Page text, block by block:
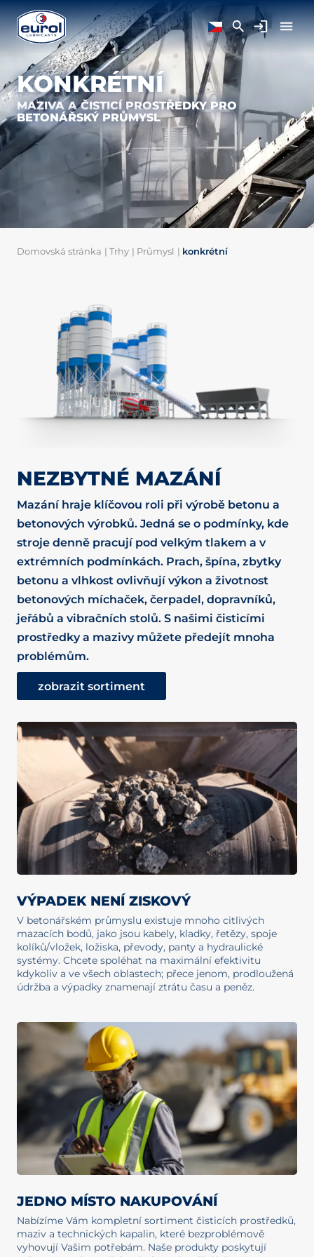
KONKRÉTNÍ
MAZIVA A ČISTICÍ PROSTŘEDKY PRO
BETONÁŘSKÝ PRŮMYSL
Domovská stránka | Trhy | Průmysl | konkrétní
NEZBYTNÉ MAZÁNÍ
Mazání hraje klíčovou roli při výrobě betonu a
betonových výrobků. Jedná se o podmínky, kde
stroje denně pracují pod velkým tlakem a v
extrémních podmínkách. Prach, špína, zbytky
betonu a vlhkost ovlivňují výkon a životnost
betonových míchaček, čerpadel, dopravníků,
jeřábů a vibračních stolů. S našimi čisticími
prostředky a mazivy můžete předejít mnoha
problémům.
zobrazit sortiment
VÝPADEK NENÍ ZISKOVÝ
V betonářském průmyslu existuje mnoho citlivých
mazacích bodů, jako jsou kabely, kladky, řetězy, spoje
kolíků/vložek, ložiska, převody, panty a hydraulické
systémy. Chcete spoléhat na maximální efektivitu
kdykoliv a ve všech oblastech; přece jenom, prodloužená
údržba a výpadky znamenají ztrátu času a peněz.
JEDNO MÍSTO NAKUPOVÁNÍ
Nabízíme Vám kompletní sortiment čisticích prostředků,
maziv a technických kapalin, které bezproblémově
vyhovují Vašim potřebám. Naše produkty poskytují